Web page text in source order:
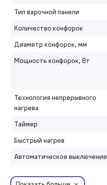
Тип варочной панели
Количество конфорок
Диаметр конфорок, мм
Мощность конфорок, Вт
Технология непрерывного
нагрева
Таймер
Быстрый нагрев
Автоматическое выключение